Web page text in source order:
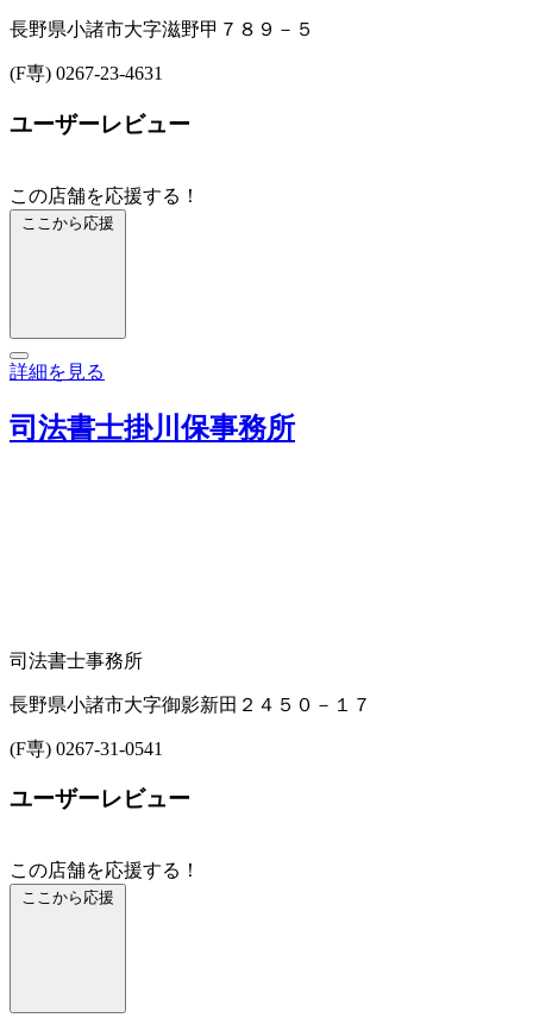
長野県小諸市大字滋野甲７８９－５
(F専) 0267-23-4631
ユーザーレビュー
この店舗を応援する！
ここから応援
詳細を見る
司法書士掛川保事務所
司法書士事務所
長野県小諸市大字御影新田２４５０－１７
(F専) 0267-31-0541
ユーザーレビュー
この店舗を応援する！
ここから応援